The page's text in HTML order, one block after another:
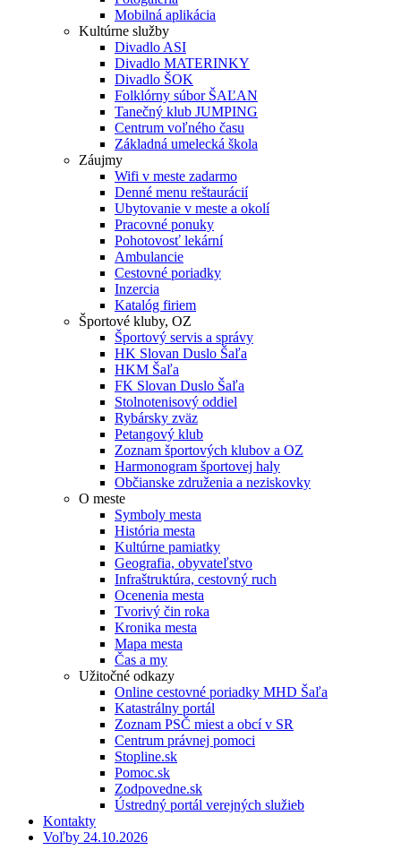
Mobilná aplikácia
Kultúrne služby
Divadlo ASI
Divadlo MATERINKY
Divadlo ŠOK
Folklórny súbor ŠAĽAN
Tanečný klub JUMPING
Centrum voľného času
Základná umelecká škola
Záujmy
Wifi v meste zadarmo
Denné menu reštaurácií
Ubytovanie v meste a okolí
Pracovné ponuky
Pohotovosť lekární
Ambulancie
Cestovné poriadky
Inzercia
Katalóg firiem
Športové kluby, OZ
Športový servis a správy
HK Slovan Duslo Šaľa
HKM Šaľa
FK Slovan Duslo Šaľa
Stolnotenisový oddiel
Rybársky zväz
Petangový klub
Zoznam športových klubov a OZ
Harmonogram športovej haly
Občianske združenia a neziskovky
O meste
Symboly mesta
História mesta
Kultúrne pamiatky
Geografia, obyvateľstvo
Infraštruktúra, cestovný ruch
Ocenenia mesta
Tvorivý čin roka
Kronika mesta
Mapa mesta
Čas a my
Užitočné odkazy
Online cestovné poriadky MHD Šaľa
Katastrálny portál
Zoznam PSČ miest a obcí v SR
Centrum právnej pomoci
Stopline.sk
Pomoc.sk
Zodpovedne.sk
Ústredný portál verejných služieb
Kontakty
Voľby 24.10.2026